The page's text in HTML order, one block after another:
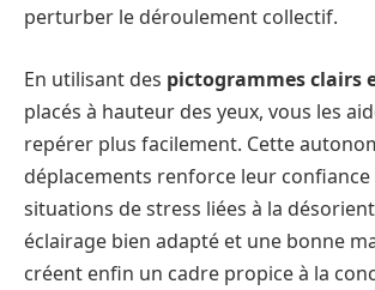
perturber le déroulement collectif.
En utilisant des pictogrammes clairs
placés à hauteur des yeux, vous les
repérer plus facilement. Cette
déplacements renforce leur
situations de stress liées à la
éclairage bien adapté et une bonne
créent enfin un cadre propice à la